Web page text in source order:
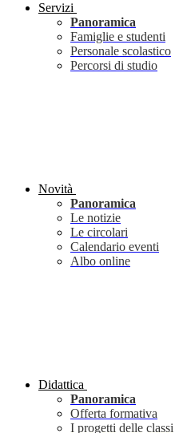
Servizi
Panoramica
Famiglie e studenti
Personale scolastico
Percorsi di studio
Novità
Panoramica
Le notizie
Le circolari
Calendario eventi
Albo online
Didattica
Panoramica
Offerta formativa
I progetti delle classi